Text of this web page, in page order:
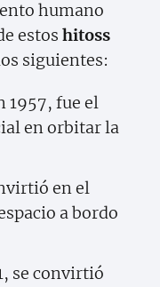
humano
estos hitoss
siguientes:
1957, fue el
en orbitar la
en el
a bordo
se convirtió